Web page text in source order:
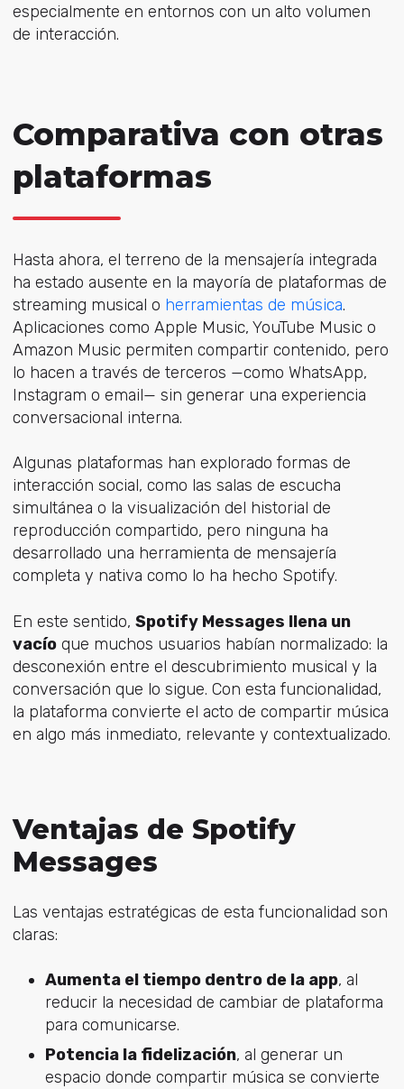
especialmente en entornos con un alto volumen
de interacción.
Comparativa con otras
plataformas
Hasta ahora, el terreno de la mensajería integrada
ha estado ausente en la mayoría de plataformas de
streaming musical o herramientas de música.
Aplicaciones como Apple Music, YouTube Music o
Amazon Music permiten compartir contenido, pero
lo hacen a través de terceros —como WhatsApp,
Instagram o email— sin generar una experiencia
conversacional interna.
Algunas plataformas han explorado formas de
interacción social, como las salas de escucha
simultánea o la visualización del historial de
reproducción compartido, pero ninguna ha
desarrollado una herramienta de mensajería
completa y nativa como lo ha hecho Spotify.
En este sentido, Spotify Messages llena un
vacíoque muchos usuarios habían normalizado: la
desconexión entre el descubrimiento musical y la
conversación que lo sigue. Con esta funcionalidad,
la plataforma convierte el acto de compartir música
en algo más inmediato, relevante y contextualizado.
Ventajas de Spotify
Messages
Las ventajas estratégicas de esta funcionalidad son
claras:
Aumenta el tiempo dentro de la app, al
reducir la necesidad de cambiar de plataforma
para comunicarse.
Potencia la fidelización, al generar un
espacio donde compartir música se convierte